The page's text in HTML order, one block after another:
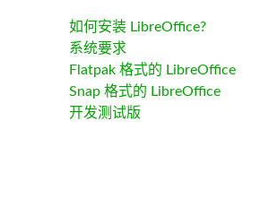
如何安装 LibreOffice?
系统要求
Flatpak 格式的 LibreOffice
Snap 格式的 LibreOffice
开发测试版